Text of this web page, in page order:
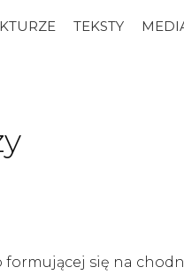
TEKSTY
formującej się na